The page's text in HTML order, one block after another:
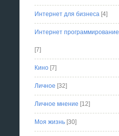
Интернет для бизнеса [4]
Интернет программирование
[7]
Кино [7]
Личное [32]
Личное мнение [12]
Моя жизнь [30]